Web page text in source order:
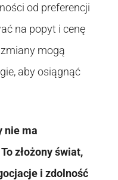
od preferencji
na popyt i cenę
mogą
aby osiągnąć
nie ma
złożony świat,
i zdolność